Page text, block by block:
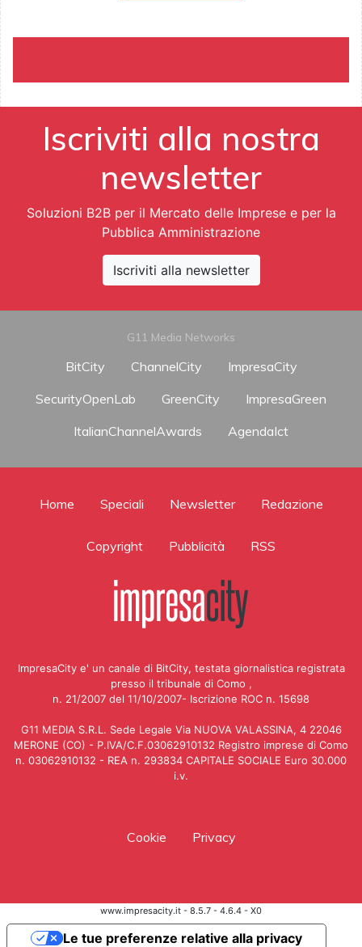
Iscriviti alla nostra
newsletter
Soluzioni B2B per il Mercato delle Imprese e per la
Pubblica Amministrazione
Iscriviti alla newsletter
G11 Media Networks
BitCity ChannelCity
ImpresaCity
SecurityOpenLab
GreenCity
ImpresaGreen
ItalianChannelAwards
AgendaIct
Home Speciali Newsletter Redazione
Copyright Pubblicità RSS
ImpresaCity e' un canale di BitCity, testata giornalistica registrata
presso il tribunale di Como ,
n. 21/2007 del 11/10/2007- Iscrizione ROC n. 15698
G11 MEDIA S.R.L. Sede Legale Via NUOVA VALASSINA, 4 22046
MERONE (CO) - P.IVA/C.F.03062910132 Registro imprese di Como
n. 03062910132 - REA n. 293834 CAPITALE SOCIALE Euro 30.000
i.v.
Cookie Privacy
www.impresacity.it - 8.5.7 - 4.6.4 - X0
Le tue preferenze relative alla privacy